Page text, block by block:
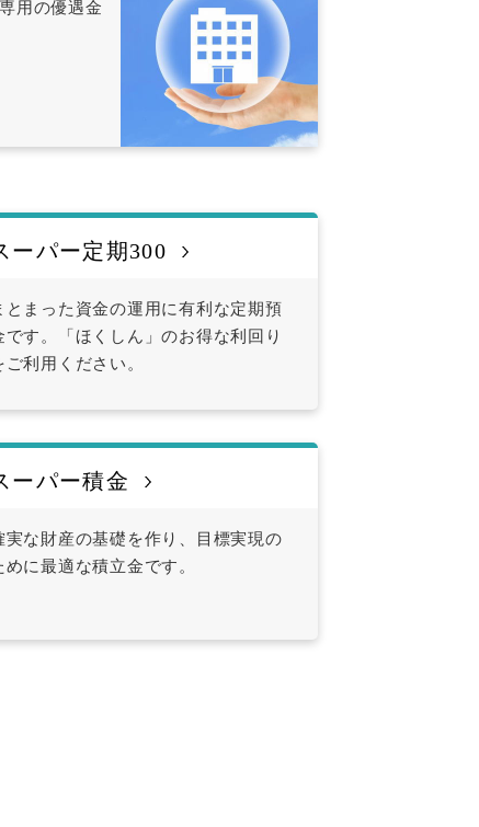
用の優遇金
ーパー定期300
とまった資金の運用に有利な定期預
です。「ほくしん」のお得な利回り
ご利用ください。
ーパー積金
実な財産の基礎を作り、目標実現の
めに最適な積立金です。